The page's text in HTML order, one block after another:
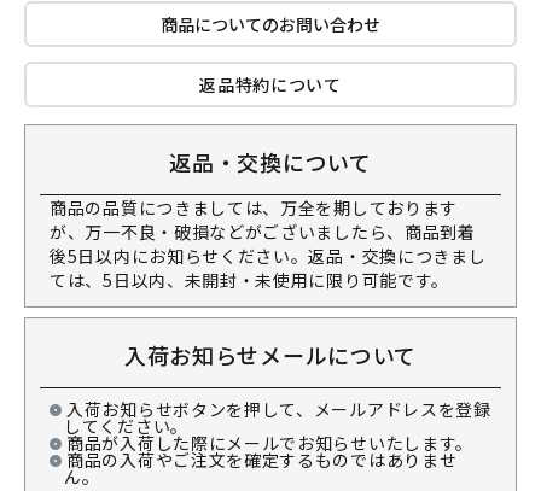
商品についてのお問い合わせ
返品特約について
返品・交換について
商品の品質につきましては、万全を期しております
が、万一不良・破損などがございましたら、商品到着
後5日以内にお知らせください。返品・交換につきまし
ては、5日以内、未開封・未使用に限り可能です。
入荷お知らせメールについて
入荷お知らせボタンを押して、メールアドレスを登録
してください。
商品が入荷した際にメールでお知らせいたします。
商品の入荷やご注文を確定するものではありませ
ん。